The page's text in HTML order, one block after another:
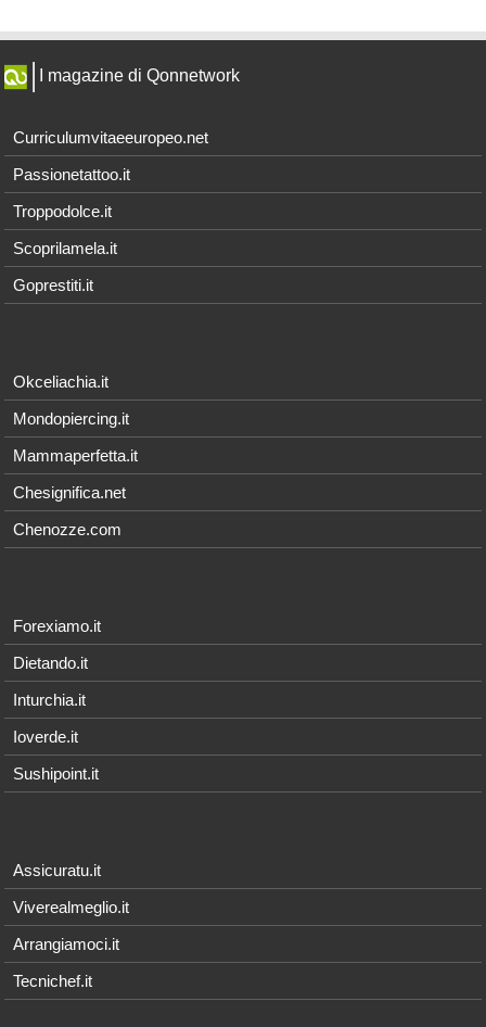
I magazine di Qonnetwork
Curriculumvitaeeuropeo.net
Passionetattoo.it
Troppodolce.it
Scoprilamela.it
Goprestiti.it
Okceliachia.it
Mondopiercing.it
Mammaperfetta.it
Chesignifica.net
Chenozze.com
Forexiamo.it
Dietando.it
Inturchia.it
Ioverde.it
Sushipoint.it
Assicuratu.it
Viverealmeglio.it
Arrangiamoci.it
Tecnichef.it